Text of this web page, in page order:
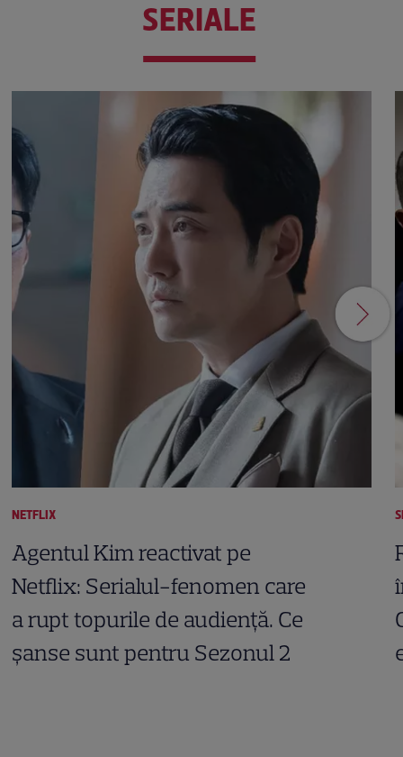
SERIALE
NETFLIX
Agentul Kim reactivat pe
Netflix: Serialul-fenomen care
a rupt topurile de audiență. Ce
șanse sunt pentru Sezonul 2